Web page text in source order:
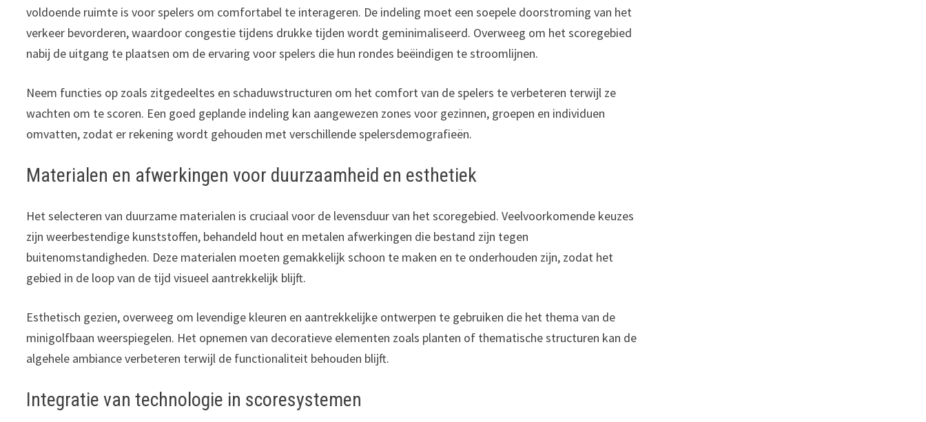
voldoende ruimte is voor spelers om comfortabel te interageren. De indeling moet een soepele doorstroming van het
verkeer bevorderen, waardoor congestie tijdens drukke tijden wordt geminimaliseerd. Overweeg om het scoregebied
nabij de uitgang te plaatsen om de ervaring voor spelers die hun rondes beëindigen te stroomlijnen.
Neem functies op zoals zitgedeeltes en schaduwstructuren om het comfort van de spelers te verbeteren terwijl ze
wachten om te scoren. Een goed geplande indeling kan aangewezen zones voor gezinnen, groepen en individuen
omvatten, zodat er rekening wordt gehouden met verschillende spelersdemografieën.
Materialen en afwerkingen voor duurzaamheid en esthetiek
Het selecteren van duurzame materialen is cruciaal voor de levensduur van het scoregebied. Veelvoorkomende keuzes
zijn weerbestendige kunststoffen, behandeld hout en metalen afwerkingen die bestand zijn tegen
buitenomstandigheden. Deze materialen moeten gemakkelijk schoon te maken en te onderhouden zijn, zodat het
gebied in de loop van de tijd visueel aantrekkelijk blijft.
Esthetisch gezien, overweeg om levendige kleuren en aantrekkelijke ontwerpen te gebruiken die het thema van de
minigolfbaan weerspiegelen. Het opnemen van decoratieve elementen zoals planten of thematische structuren kan de
algehele ambiance verbeteren terwijl de functionaliteit behouden blijft.
Integratie van technologie in scoresystemen